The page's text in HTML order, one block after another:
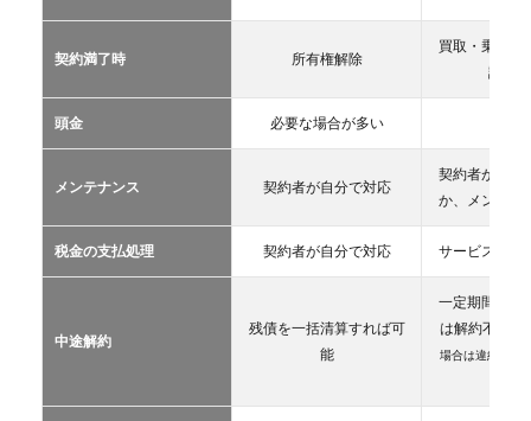
2.1
ブス
クリ
2.2
カー
リー
カー
ング
契約満了時 所有権解除
買取・乗換・
譲渡
頭金 必要な場合が多い
メンテナンス 契約者が自分で対応
契約者が自分
か、メンテン
税金の支払処理 契約者が自分で対応 サービス提供
中途解約
残債を一括清算すれば可
能
一定期間が経
は解約不可
場合は違約金や